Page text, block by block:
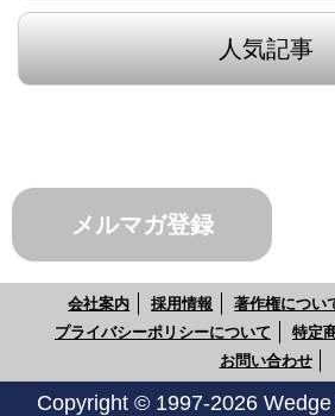
人気記事
メルマガ登録
会社案内 採用情報 著作権につい
プライバシーポリシーについて
特定
お問い合わせ
Copyright © 1997-2026